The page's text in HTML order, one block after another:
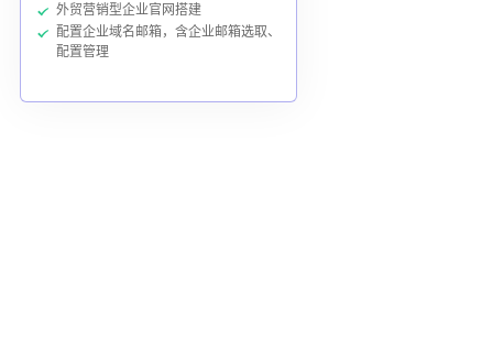
外贸营销型企业官网搭建
配置企业域名邮箱，含企业邮箱选取、
配置管理